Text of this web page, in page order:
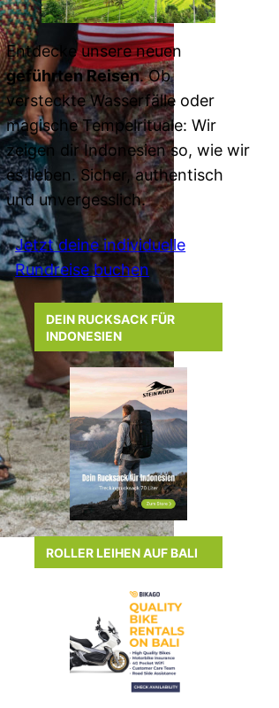
Entdecke unsere neuen
geführten Reisen. Ob
versteckte Wasserfälle oder
magische Tempelrituale: Wir
zeigen dir Indonesien so, wie wir
es lieben. Sicher, authentisch
und unvergesslich.
Jetzt deine individuelle
Rundreise buchen
DEIN RUCKSACK FÜR
INDONESIEN
ROLLER LEIHEN AUF BALI